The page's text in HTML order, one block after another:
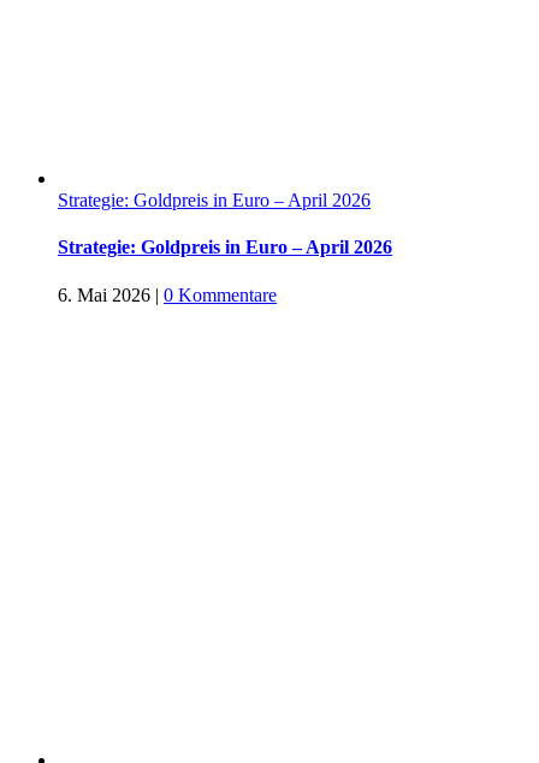
Strategie: Goldpreis in Euro – April 2026
Strategie: Goldpreis in Euro – April 2026
6. Mai 2026 | 0 Kommentare